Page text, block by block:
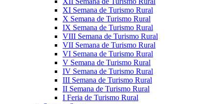
XI Semana de Turismo Rural
X Semana de Turismo Rural
IX Semana de Turismo Rural
VIII Semana de Turismo Rural
VII Semana de Turismo Rural
VI Semana de Turismo Rural
V Semana de Turismo Rural
IV Semana de Turismo Rural
III Semana de Turismo Rural
II Semana de Turismo Rural
I Feria de Turismo Rural